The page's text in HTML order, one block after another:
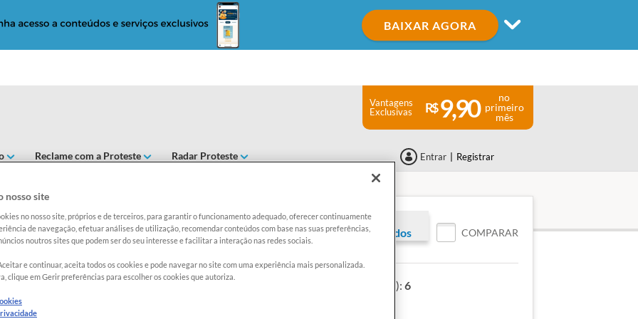
BAIXAR AGORA
Reclame com a Proteste Radar Proteste Entrar Registrar
Vantagens
Exclusivas
9,90
no
primeiro
mês
COCO
Exclusivo para associados COMPARAR
Açúcares totais (g/100mL): 6
nosso site
no nosso site, próprios e de terceiros, para garantir o funcionamento adequado, oferecer continuamente
de navegação, efetuar análises de utilização, recomendar conteúdos com base nas suas preferências,
noutros sites que podem ser do seu interesse e facilitar a interação nas redes sociais.
e continuar, aceita todos os cookies e pode navegar no site com uma experiência mais personalizada.
clique em Gerir preferências para escolher os cookies que autoriza.